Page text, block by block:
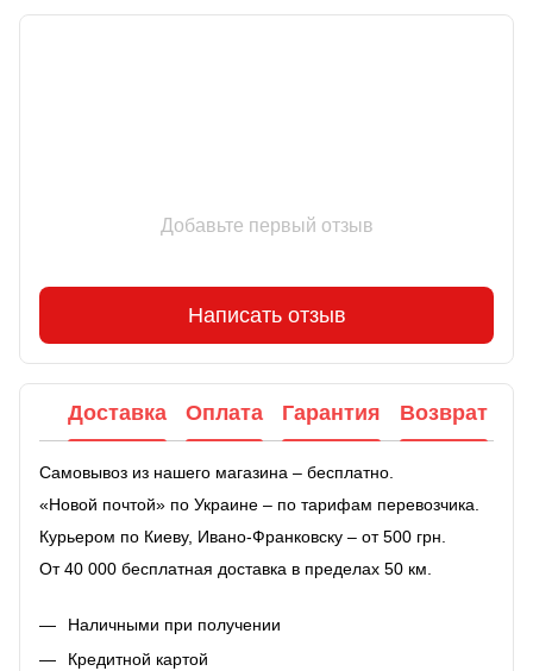
Добавьте первый отзыв
Написать отзыв
Доставка Оплата Гарантия Возврат
Самовывоз из нашего магазина – бесплатно.
«Новой почтой» по Украине – по тарифам перевозчика.
Курьером по Киеву, Ивано-Франковску – от 500 грн.
От 40 000 бесплатная доставка в пределах 50 км.
Наличными при получении
Кредитной картой